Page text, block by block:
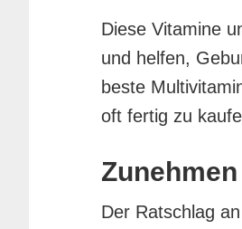
Diese Vitamine
und helfen,
beste
oft fertig zu
Der Ratschlag